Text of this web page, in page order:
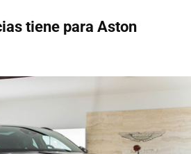
tiene para Aston